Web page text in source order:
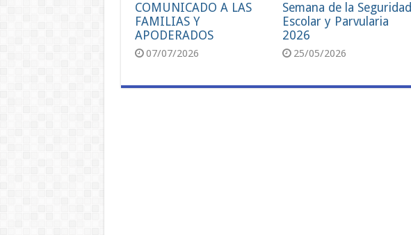
COMUNICADO A LAS
FAMILIAS Y
APODERADOS
07/07/2026
Semana de la Seguridad
Escolar y Parvularia
2026
25/05/2026